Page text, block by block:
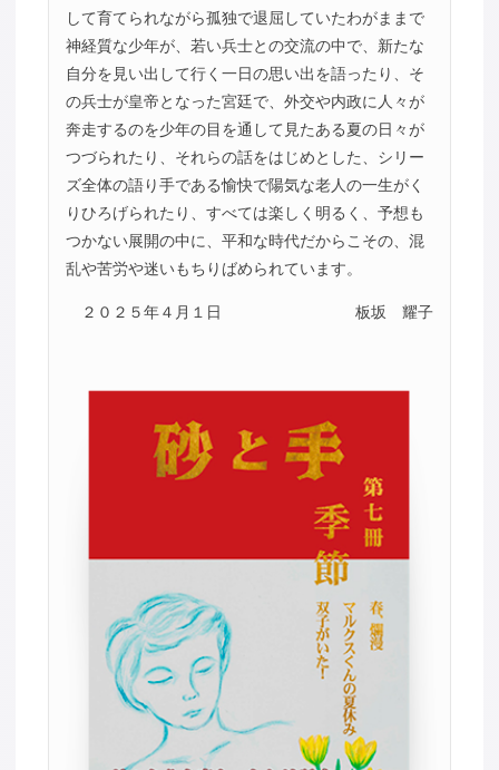
して育てられながら孤独で退屈していたわがままで
神経質な少年が、若い兵士との交流の中で、新たな
自分を見い出して行く一日の思い出を語ったり、そ
の兵士が皇帝となった宮廷で、外交や内政に人々が
奔走するのを少年の目を通して見たある夏の日々が
つづられたり、それらの話をはじめとした、シリー
ズ全体の語り手である愉快で陽気な老人の一生がく
りひろげられたり、すべては楽しく明るく、予想も
つかない展開の中に、平和な時代だからこその、混
乱や苦労や迷いもちりばめられています。
２０２５年４月１日 板坂 耀子